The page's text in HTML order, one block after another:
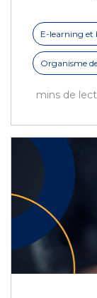
E-learning et
Organisme
mins de